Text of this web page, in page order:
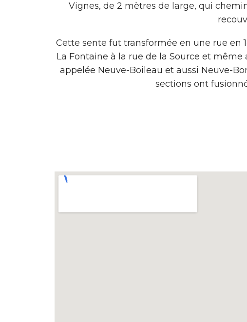
Vignes, de 2 mètres de large, qui
Cette sente fut transformée en une rue en
La Fontaine à la rue de la Source et
appelée Neuve-Boileau et aussi Neuve-
sections ont